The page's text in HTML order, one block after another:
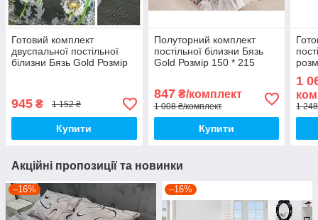
Готовий комплект
двуспальної постільної
білизни Бязь Gold Розмір
945 ₴ 1 152 ₴
Купити
Полуторний комплект
постільної білизни Бязь
Gold Розмір 150 * 215
847₴/комплект
1 008 ₴/комплект
Купити
1
1
Акційні пропозиції та новинки
–16% –16%